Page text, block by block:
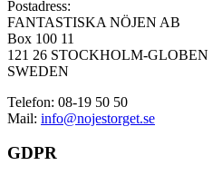
Postadress:
FANTASTISKA NÖJEN AB
Box 100 11
121 26 STOCKHOLM-GLOBEN
SWEDEN
Telefon: 08-19 50 50
Mail: info@nojestorget.se
GDPR